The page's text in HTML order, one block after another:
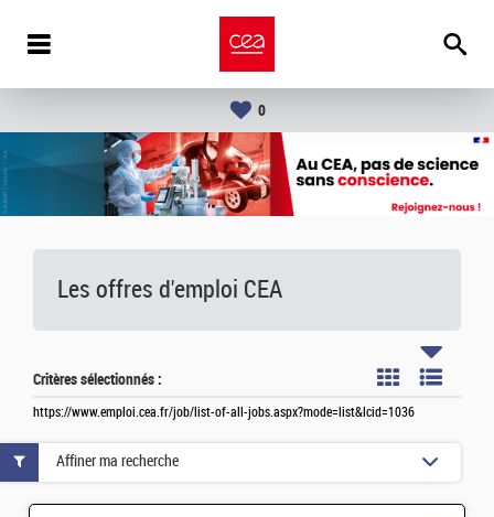
0
Les offres d'emploi CEA
Critères sélectionnés :
https://www.emploi.cea.fr/job/list-of-all-jobs.aspx?mode=list&lcid=1036
Affiner ma recherche